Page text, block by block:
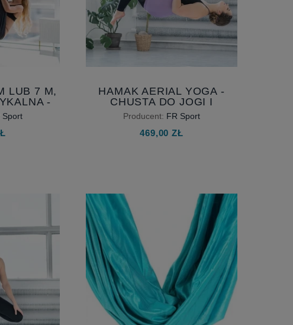
LUB 7 M,
-
DLA
7 M
Sport
HAMAK AERIAL YOGA -
CHUSTA DO JOGI I
AKROBATYKI AIR 5M,
SZEROKOŚĆ 230 CM
Producent: FR Sport
469,00 ZŁ